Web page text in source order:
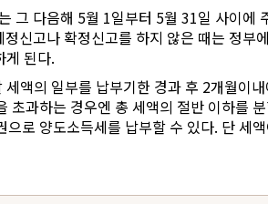
그 다음해 5월 1일부터 5월 31일 사이
신고나 확정신고를 하지 않은 때는 정
된다.
액의 일부를 납부기한 경과 후 2개월
과하는 경우엔 총 세액의 절반 이하를
로 양도소득세를 납부할 수 있다. 단